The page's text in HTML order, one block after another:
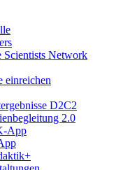
Scientists Network
einreichen
D2C2
2.0
App